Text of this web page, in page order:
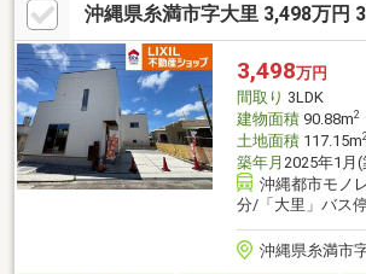
沖縄県糸満市字大里 3,498万円
3,498万円
間取り 3LDK
建物面積90.88m2
土地面積117.15m
築年月 2025年1月
沖縄都市モノ
分/「大里」バス
沖縄県糸満市